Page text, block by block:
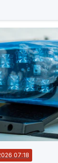
07:18